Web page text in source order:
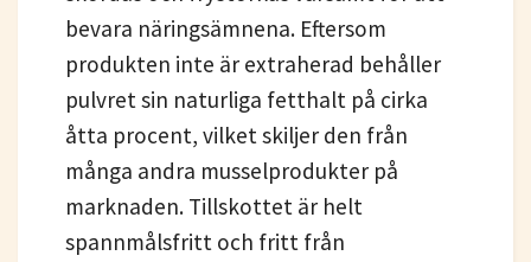
bevara näringsämnena. Eftersom
produkten inte är extraherad behåller
pulvret sin naturliga fetthalt på cirka
åtta procent, vilket skiljer den från
många andra musselprodukter på
marknaden. Tillskottet är helt
spannmålsfritt och fritt från